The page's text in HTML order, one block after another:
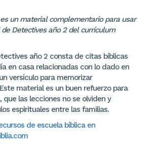
un material complementario para usar
Detectives año 2 del currículum
año 2 consta de citas bíblicas
en casa relacionadas con lo dado en
versículo para memorizar
material es un buen refuerzo para
que las lecciones no se olviden y
espirituales entre las familias.
de escuela bíblica en